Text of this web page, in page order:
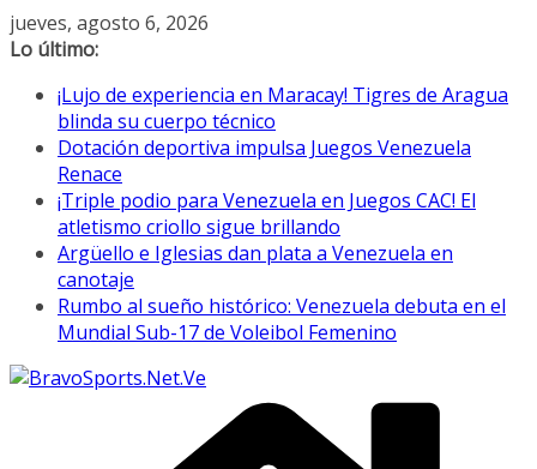
Saltar
al
jueves, agosto 6, 2026
Lo último:
¡Lujo de experiencia en Maracay! Tigres de Aragua
blinda su cuerpo técnico
Dotación deportiva impulsa Juegos Venezuela
Renace
¡Triple podio para Venezuela en Juegos CAC! El
atletismo criollo sigue brillando
Argüello e Iglesias dan plata a Venezuela en
canotaje
Rumbo al sueño histórico: Venezuela debuta en el
Mundial Sub-17 de Voleibol Femenino